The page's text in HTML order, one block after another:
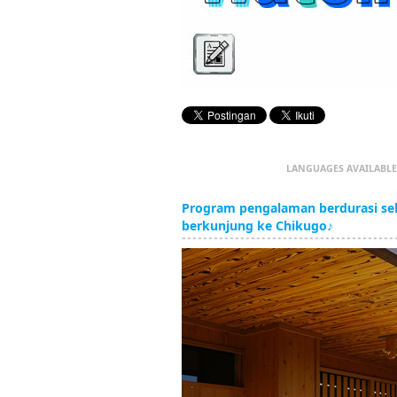
LANGUAGES
Program pengalaman berdurasi
berkunjung ke Chikugo♪